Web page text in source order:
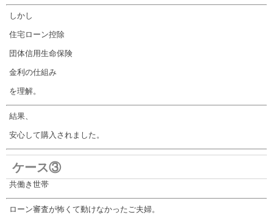
しかし
住宅ローン控除
団体信用生命保険
金利の仕組み
を理解。
結果、
安心して購入されました。
ケース③
共働き世帯
ローン審査が怖くて動けなかったご夫婦。